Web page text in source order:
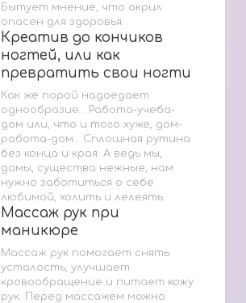
Бытует мнение, что акрил
опасен для здоровья.
Креатив до кончиков
ногтей, или как
превратить свои ногти
...
Креатив до кончиков
ногтей, или как
превратить свои ногти
...
Как же порой надоедает
однообразие… Работа-учеба-
дом или, что и того хуже, дом-
работа-дом… Сплошная рутина
без конца и края. А ведь мы,
дамы, существа нежные, нам
нужно заботиться о себе
любимой, холить и лелеять.
Массаж рук при
маникюре
Массаж рук при
маникюре
Массаж рук помогает снять
усталость, улучшает
кровообращение и питает кожу
рук. Перед массажем можно